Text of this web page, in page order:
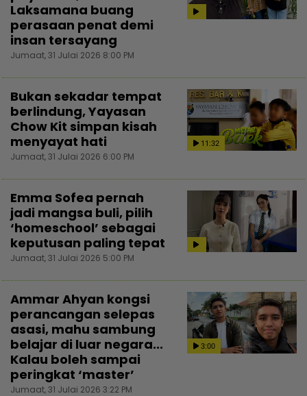
Laksamana buang
perasaan penat demi
insan tersayang
Jumaat, 31 Julai 2026 8:00 PM
11:32
Bukan sekadar tempat
berlindung, Yayasan
Chow Kit simpan kisah
menyayat hati
Jumaat, 31 Julai 2026 6:00 PM
Emma Sofea pernah
jadi mangsa buli, pilih
‘homeschool’ sebagai
keputusan paling tepat
Jumaat, 31 Julai 2026 5:00 PM
3:00
Ammar Ahyan kongsi
perancangan selepas
asasi, mahu sambung
belajar di luar negara...
Kalau boleh sampai
peringkat ‘master’
Jumaat, 31 Julai 2026 3:22 PM